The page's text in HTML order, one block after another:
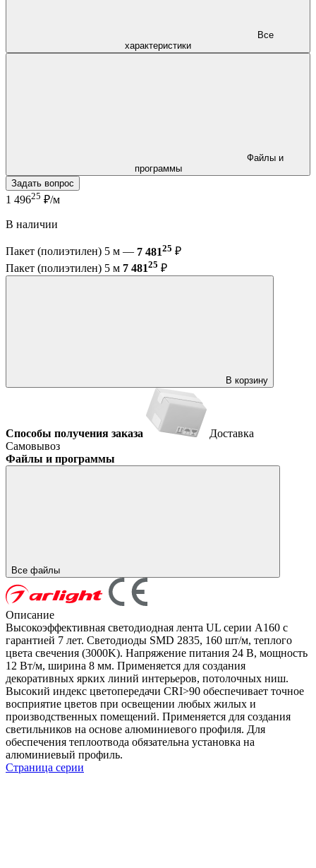
характеристики
программы
Задать вопрос
1 49625 ₽/м
В наличии
Пакет (полиэтилен) 5 м — 7 48125 ₽
Пакет (полиэтилен) 5 м 7 48125 ₽
В корзину
Способы получения заказа
Доставка
Самовывоз
Файлы и программы
Все файлы
Описание
Высокоэффективная светодиодная лента UL серии A160 с
гарантией 7 лет. Светодиоды SMD 2835, 160 шт/м, теплого
цвета свечения (3000K). Напряжение питания 24 В, мощность
12 Вт/м, ширина 8 мм. Применяется для создания
декоративных ярких линий интерьеров, потолочных ниш.
Высокий индекс цветопередачи CRI>90 обеспечивает точное
восприятие цветов при освещении любых жилых и
производственных помещений. Применяется для создания
светильников на основе алюминиевого профиля. Для
обеспечения теплоотвода обязательна установка на
алюминиевый профиль.
Страница серии